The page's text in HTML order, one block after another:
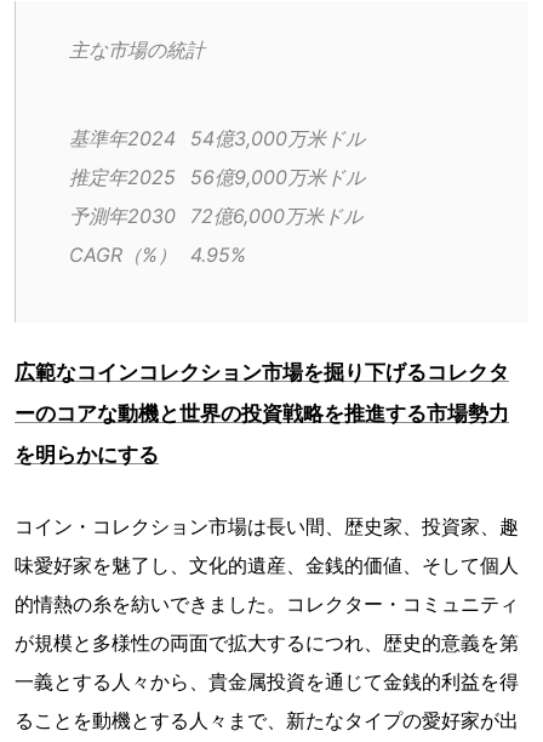
主な市場の統計
基準年2024	54億3,000万米ドル
推定年2025	56億9,000万米ドル
予測年2030	72億6,000万米ドル
CAGR（%）	4.95%
広範なコインコレクション市場を掘り下げるコレクタ
ーのコアな動機と世界の投資戦略を推進する市場勢力
を明らかにする
コイン・コレクション市場は長い間、歴史家、投資家、趣
味愛好家を魅了し、文化的遺産、金銭的価値、そして個人
的情熱の糸を紡いできました。コレクター・コミュニティ
が規模と多様性の両面で拡大するにつれ、歴史的意義を第
一義とする人々から、貴金属投資を通じて金銭的利益を得
ることを動機とする人々まで、新たなタイプの愛好家が出